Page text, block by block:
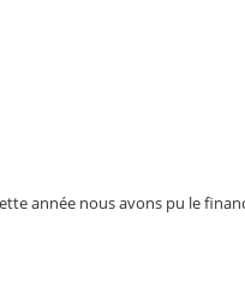
année nous avons pu le